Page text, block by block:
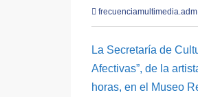
La Secretaría de
Afectivas”, de la
horas, en el Museo